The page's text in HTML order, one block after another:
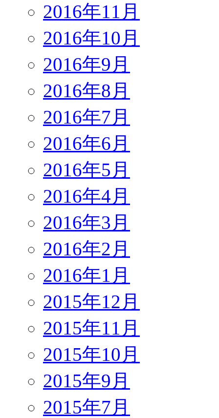
2016年11月
2016年10月
2016年9月
2016年8月
2016年7月
2016年6月
2016年5月
2016年4月
2016年3月
2016年2月
2016年1月
2015年12月
2015年11月
2015年10月
2015年9月
2015年7月